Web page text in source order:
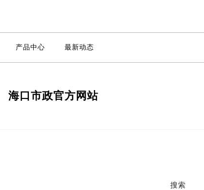
产品中心 最新动态
海口市政官方网站
搜索